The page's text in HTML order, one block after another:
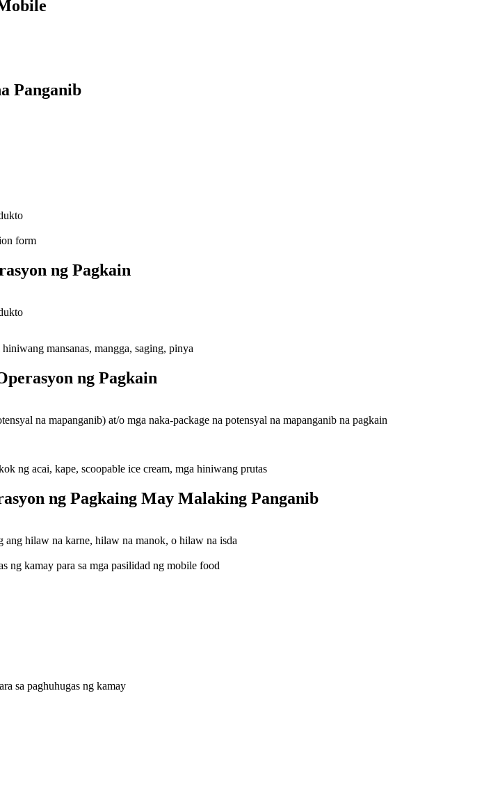
Panganib
form
ng Pagkain
mansanas, mangga, saging, pinya
ng Pagkain
na mapanganib) at/o mga naka-package na potensyal na mapanganib na pagkain
ng acai, kape, scoopable ice cream, mga hiniwang prutas
ng Pagkaing May Malaking Panganib
ang hilaw na karne, hilaw na manok, o hilaw na isda
ng kamay para sa mga pasilidad ng mobile food
sa paghuhugas ng kamay